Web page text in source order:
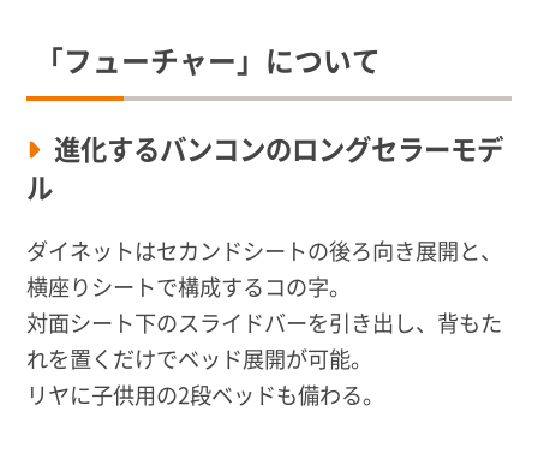
「フューチャー」について
進化するバンコンのロングセラーモデ
ル
ダイネットはセカンドシートの後ろ向き展開と、
横座りシートで構成するコの字。
対面シート下のスライドバーを引き出し、背もた
れを置くだけでベッド展開が可能。
リヤに子供用の2段ベッドも備わる。